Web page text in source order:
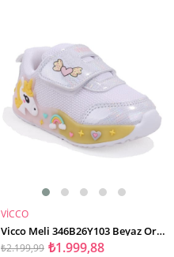
SEPETE EKLE
VİCCO
Vicco Meli 346B26Y103 Beyaz Ortopedik Günlük Işıklı Kız Çocuk Spor Ayakkabı
₺1.999,88
₺2.199,99